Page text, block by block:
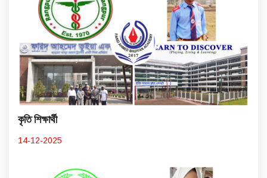
কৃতি শিক্ষার্থী
14-12-2025